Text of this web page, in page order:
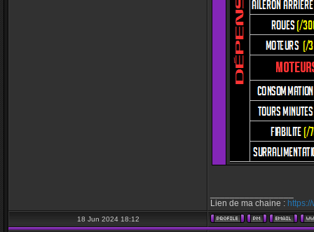
Lien de ma chaine :
18 Jun 2024 18:12